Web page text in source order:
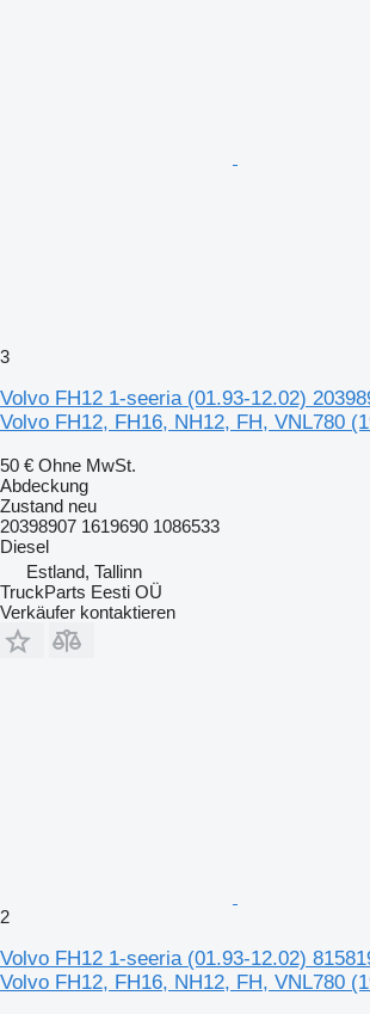
3
Volvo FH12 1-seeria (01.93-12.02)
Volvo FH12, FH16, NH12, FH, VNL780
50 € Ohne MwSt.
Abdeckung
Zustand neu
20398907 1619690 1086533
Diesel
Estland, Tallinn
TruckParts Eesti OÜ
Verkäufer kontaktieren
2
Volvo FH12 1-seeria (01.93-12.02)
Volvo FH12, FH16, NH12, FH, VNL780